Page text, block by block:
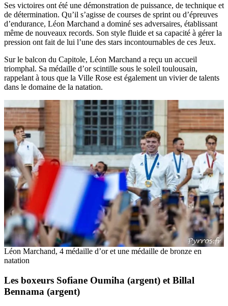
Ses victoires ont été une démonstration de puissance, de technique et
de détermination. Qu’il s’agisse de courses de sprint ou d’épreuves
d’endurance, Léon Marchand a dominé ses adversaires, établissant
même de nouveaux records. Son style fluide et sa capacité à gérer la
pression ont fait de lui l’une des stars incontournables de ces Jeux.
Sur le balcon du Capitole, Léon Marchand a reçu un accueil
triomphal. Sa médaille d’or scintille sous le soleil toulousain,
rappelant à tous que la Ville Rose est également un vivier de talents
dans le domaine de la natation.
Léon Marchand, 4 médaille d’or et une médaille de bronze en
natation
Les boxeurs Sofiane Oumiha (argent) et Billal
Bennama (argent)